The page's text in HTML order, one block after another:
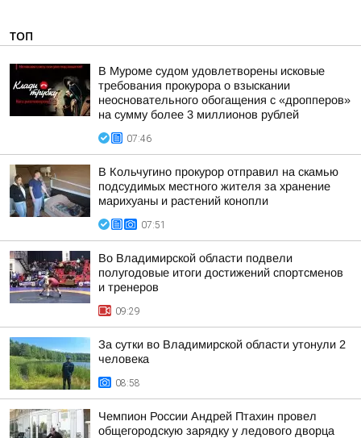
ТОП
В Муроме судом удовлетворены исковые
требования прокурора о взыскании
неосновательного обогащения с «дропперов»
на сумму более 3 миллионов рублей
07:46
В Кольчугино прокурор отправил на скамью
подсудимых местного жителя за хранение
марихуаны и растений конопли
07:51
Во Владимирской области подвели
полугодовые итоги достижений спортсменов
и тренеров
09:29
За сутки во Владимирской области утонули 2
человека
08:58
Чемпион России Андрей Птахин провел
общегородскую зарядку у ледового дворца